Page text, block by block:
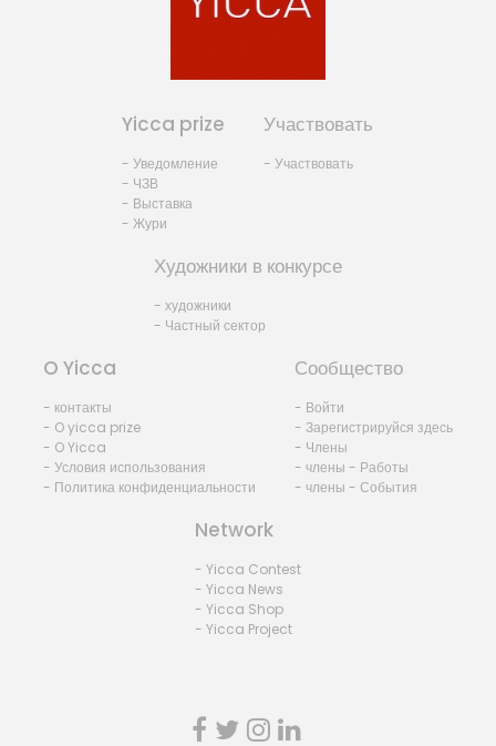
Yicca prize
- Уведомление
- ЧЗВ
- Выставка
- Жури
Участвовать
- Участвовать
Художники в конкурсе
- художники
- Частный сектор
O Yicca
- контакты
- O yicca prize
- O Yicca
- Условия использования
- Политика конфиденциальности
Сообщество
- Войти
- Зарегистрируйся здесь
- Члены
- члены - Работы
- члены - События
Network
- Yicca Contest
- Yicca News
- Yicca Shop
- Yicca Project